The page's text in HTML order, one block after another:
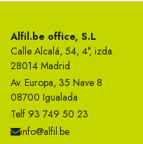
Alfil.be office, S.L
Calle Alcalá, 54, 4°, izda.
28014 Madrid
Av. Europa, 35 Nave 8
08700 Igualada
Telf 93 749 50 23
info@alfil.be